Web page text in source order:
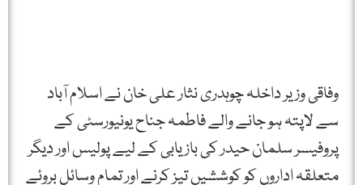
وفاقی وزیر داخلہ چوہدری نثار علی خان نے اسلام آباد
سے لاپتہ ہو جانے والے فاطمہ جناح یونیورسٹی کے
پروفیسر سلمان حیدر کی بازیابی کے لیے پولیس اور دیگر
متعلقہ اداروں کو کوششیں تیز کرنے اور تمام وسائل بروئے